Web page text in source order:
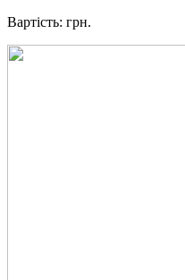
Вартість: грн.